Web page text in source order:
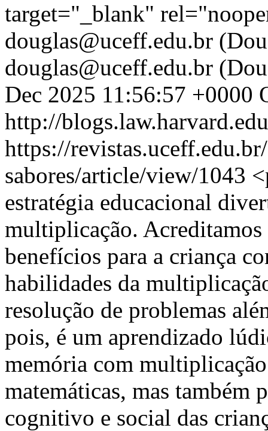
target="_blank"
douglas@uceff.edu.br
douglas@uceff.edu.br
Dec 2025 11:56:57 +0000
http://
https://
sabores/article/view/1043
estratégia educacional
multiplicação. Acreditamos
benefícios para a criança
habilidades da
resolução de problemas
pois, é um aprendizado
memória com
matemáticas, mas também
cognitivo e social das